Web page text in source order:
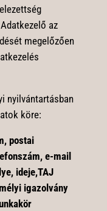
az
megelőzően
nyilvántartásban
köre:
postai
e-mail
ideje,TAJ
igazolvány